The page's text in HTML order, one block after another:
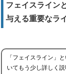
フェイスライン
与える重要なラ
「フェイスライン」
いてもう少し詳しく